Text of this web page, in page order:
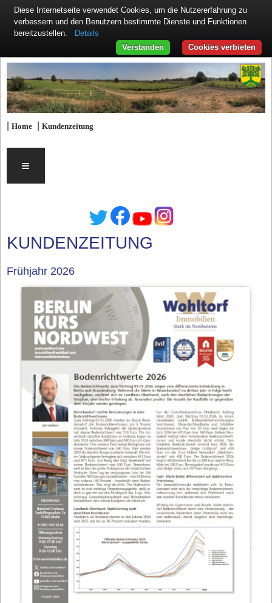
|Home |Kundenzeitung
≡
KUNDENZEITUNG
Frühjahr 2026
Diese Internetseite verwendet Cookies, um die Nutzererfahrung zu
verbessern und den Benutzern bestimmte Dienste und Funktionen
bereitzustellen.
Details
Cookies verbieten
Verstanden